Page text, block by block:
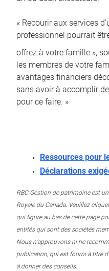
« Recourir aux services
professionnel pourrait
offrez à votre famille »,
les membres de votre
avantages financiers
sans avoir à accomplir
pour ce faire. »
Ressources pour
Déclarations
RBC Gestion de patrimoine est
Royale du Canada. Veuillez
qui figure au bas de cette page
entités qui sont des sociétés
Nous n’approuvons ni ne
publication, qui est fourni à titre
à donner des conseils.